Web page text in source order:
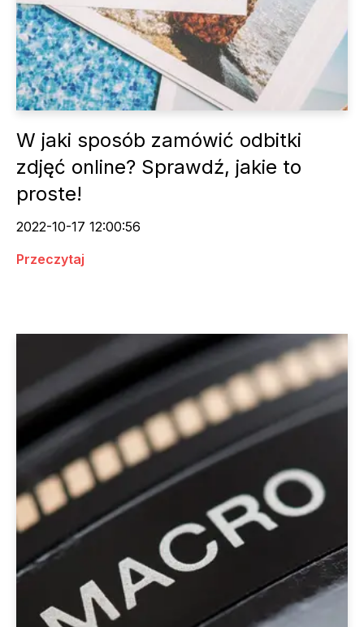
W jaki sposób zamówić odbitki
zdjęć online? Sprawdź, jakie to
proste!
2022-10-17 12:00:56
Przeczytaj